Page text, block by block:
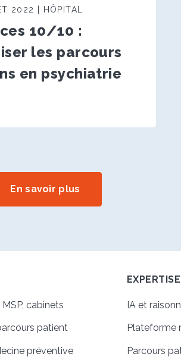
2022 | HÔPITAL
10/10 :
les parcours
en psychiatrie
En savoir plus
MSP, cabinets
patient
préventive
IA et
Plateforme
Parcours